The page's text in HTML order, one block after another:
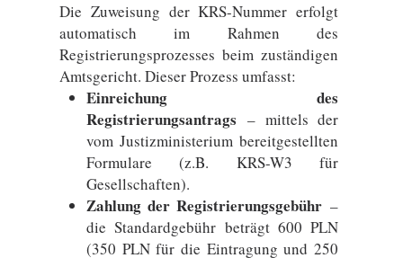
Die Zuweisung der KRS-Nummer erfolgt
automatisch im Rahmen des
Registrierungsprozesses beim zuständigen
Amtsgericht. Dieser Prozess umfasst:
Einreichung des
Registrierungsantrags – mittels der
vom Justizministerium bereitgestellten
Formulare (z.B. KRS-W3 für
Gesellschaften).
Zahlung der Registrierungsgebühr –
die Standardgebühr beträgt 600 PLN
(350 PLN für die Eintragung und 250